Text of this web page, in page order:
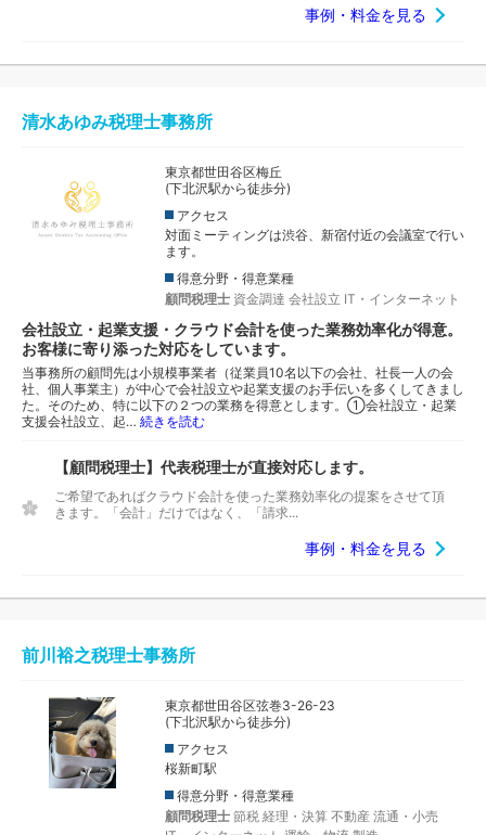
事例・料金を見る
清水あゆみ税理士事務所
東京都世田谷区梅丘
(下北沢駅から徒歩分)
アクセス
対面ミーティングは渋谷、新宿付近の会議室で行い
ます。
得意分野・得意業種
顧問税理士 資金調達 会社設立 IT・インターネット
会社設立・起業支援・クラウド会計を使った業務効率化が得意。
お客様に寄り添った対応をしています。
当事務所の顧問先は小規模事業者（従業員10名以下の会社、社長一人の会
社、個人事業主）が中心で会社設立や起業支援のお手伝いを多くしてきまし
た。そのため、特に以下の２つの業務を得意とします。①会社設立・起業
支援会社設立、起… 続きを読む
【顧問税理士】代表税理士が直接対応します。
ご希望であればクラウド会計を使った業務効率化の提案をさせて頂
きます。「会計」だけではなく、「請求...
事例・料金を見る
前川裕之税理士事務所
東京都世田谷区弦巻3-26-23
(下北沢駅から徒歩分)
アクセス
桜新町駅
得意分野・得意業種
顧問税理士 節税 経理・決算 不動産 流通・小売